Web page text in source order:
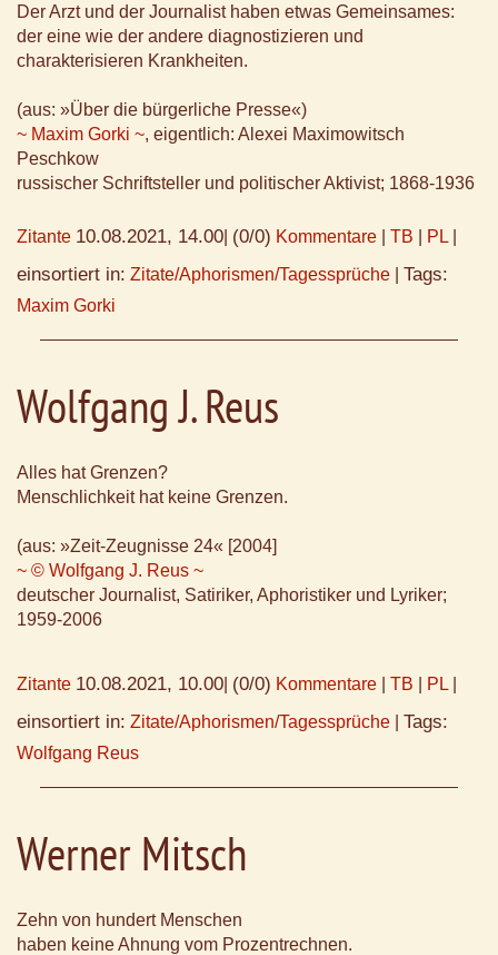
Der Arzt und der Journalist haben etwas Gemeinsames:
der eine wie der andere diagnostizieren und
charakterisieren Krankheiten.
(aus: »Über die bürgerliche Presse«)
~ Maxim Gorki ~, eigentlich: Alexei Maximowitsch
Peschkow
russischer Schriftsteller und politischer Aktivist; 1868-1936
Zitante 10.08.2021, 14.00 (0/0) Kommentare TB PL
einsortiert in: Zitate/Aphorismen/Tagessprüche Tags:
Maxim Gorki
Wolfgang J. Reus
Alles hat Grenzen?
Menschlichkeit hat keine Grenzen.
(aus: »Zeit-Zeugnisse 24« [2004]
~ © Wolfgang J. Reus ~
deutscher Journalist, Satiriker, Aphoristiker und Lyriker;
1959-2006
Zitante 10.08.2021, 10.00 (0/0) Kommentare TB PL
einsortiert in: Zitate/Aphorismen/Tagessprüche Tags:
Wolfgang Reus
Werner Mitsch
Zehn von hundert Menschen
haben keine Ahnung vom Prozentrechnen.